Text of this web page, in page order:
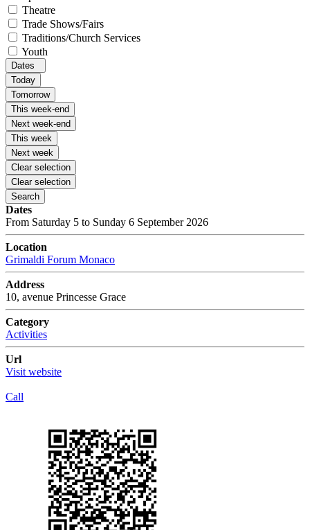
Theatre
Trade Shows/Fairs
Traditions/Church Services
Youth
Dates
Today
Tomorrow
This week-end
Next week-end
This week
Next week
Clear selection
Clear selection
Search
Dates
From Saturday 5 to Sunday 6 September 2026
Location
Grimaldi Forum Monaco
Address
10, avenue Princesse Grace
Category
Activities
Url
Visit website
Call